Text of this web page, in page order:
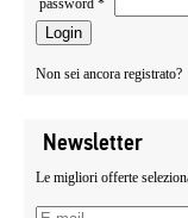
password *
Non sei ancora registrato?
Newsletter
Le migliori offerte